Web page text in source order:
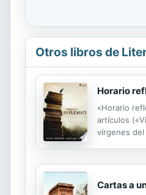
Otros libros de
Horario
«Horario
artículos
vírgenes del
Cartas a